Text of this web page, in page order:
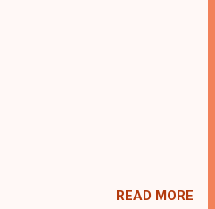
READ MORE